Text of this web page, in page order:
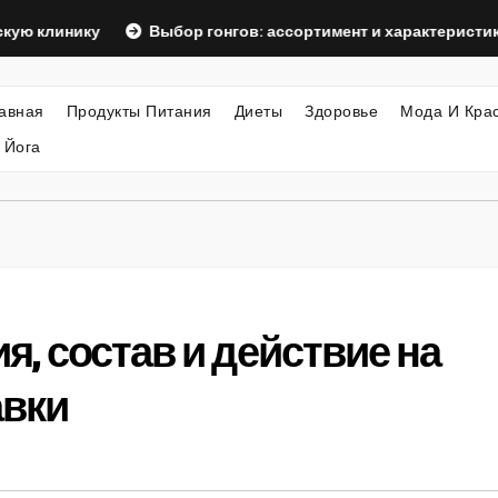
Выбор гонгов: ассортимент и характеристики
Продукты Питания Диеты Здоровье Мода И
состав и действие на